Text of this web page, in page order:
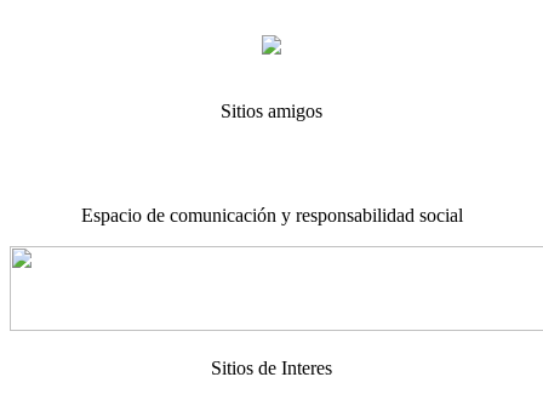
Sitios amigos
Espacio de comunicación y responsabilidad social
Sitios de Interes